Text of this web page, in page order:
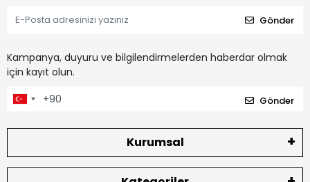
Gönder
Kampanya, duyuru ve bilgilendirmelerden haberdar olmak
için kayıt olun.
Gönder
Kurumsal